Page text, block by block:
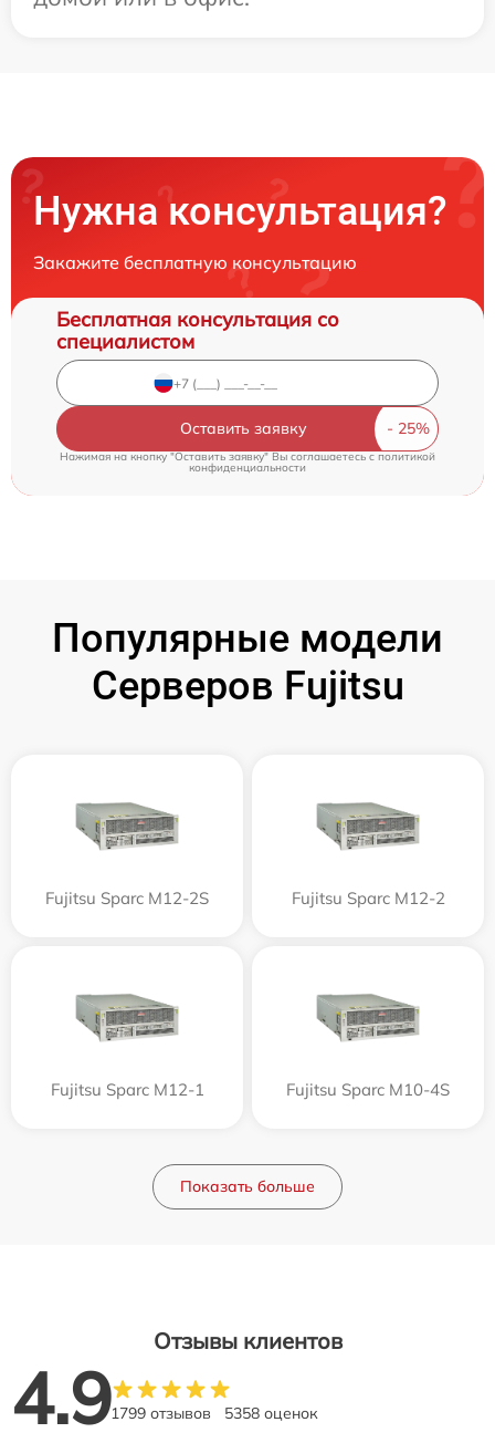
Нужна консультация?
Закажите бесплатную консультацию
Бесплатная консультация со
специалистом
Оставить заявку
Нажимая на кнопку "Оставить заявку" Вы соглашаетесь cполитикой
конфиденциальности
Популярные модели
Серверов Fujitsu
Fujitsu Sparc M12-2S Fujitsu Sparc M12-2
Fujitsu Sparc M12-1 Fujitsu Sparc M10-4S
Показать больше
Отзывы клиентов
4.91799 отзывов 5358 оценок